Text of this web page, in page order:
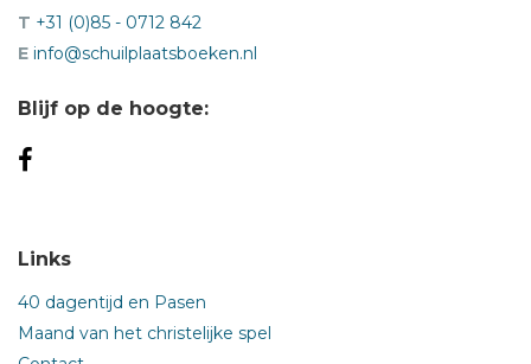
T +31 (0)85 - 0712 842
E info@schuilplaatsboeken.nl
Blijf op de hoogte:
Links
40 dagentijd en Pasen
Maand van het christelijke spel